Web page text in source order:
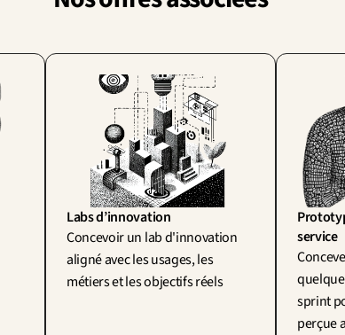
Labs d’innovation
Concevoir un lab d'innovation
aligné avec les usages, les
métiers et les objectifs réels
service
sprint
perçue